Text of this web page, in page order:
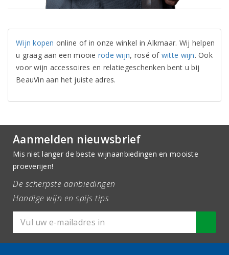
Wijn kopen online of in onze winkel in Alkmaar. Wij helpen
u graag aan een mooie rode wijn, rosé of witte wijn. Ook
voor wijn accessoires en relatiegeschenken bent u bij
BeauVin aan het juiste adres.
Aanmelden nieuwsbrief
Mis niet langer de beste wijnaanbiedingen en mooiste
proeverijen!
De scherpste aanbiedingen
Handige wijn en spijs tips